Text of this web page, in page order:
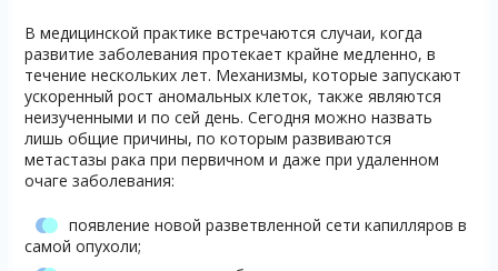
В медицинской практике встречаются случаи, когда
развитие заболевания протекает крайне медленно, в
течение нескольких лет. Механизмы, которые запускают
ускоренный рост аномальных клеток, также являются
неизученными и по сей день. Сегодня можно назвать
лишь общие причины, по которым развиваются
метастазы рака при первичном и даже при удаленном
очаге заболевания:
появление новой разветвленной сети капилляров в
самой опухоли;